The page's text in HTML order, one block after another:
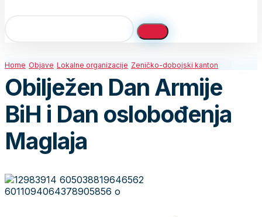
Home Objave Lokalne organizacije Zeničko-dobojski kanton
Obilježen Dan Armije
BiH i Dan oslobođenja
Maglaja